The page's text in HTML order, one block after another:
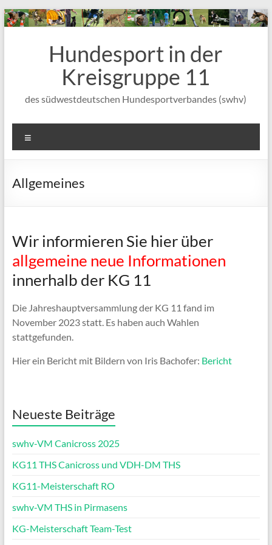
Zum
Inhalt
Hundesport in der
Kreisgruppe 11
des südwestdeutschen Hundesportverbandes (swhv)
Allgemeines
Wir informieren Sie hier über
allgemeine neue Informationen
innerhalb der KG 11
Die Jahreshauptversammlung der KG 11 fand im
November 2023 statt. Es haben auch Wahlen
stattgefunden.
Hier ein Bericht mit Bildern von Iris Bachofer: Bericht
Neueste Beiträge
swhv-VM Canicross 2025
KG11 THS Canicross und VDH-DM THS
KG11-Meisterschaft RO
swhv-VM THS in Pirmasens
KG-Meisterschaft Team-Test